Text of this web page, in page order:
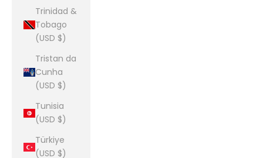
Trinidad &
Tobago
(USD $)
Tristan da
Cunha
(USD $)
Tunisia
(USD $)
Türkiye
(USD $)